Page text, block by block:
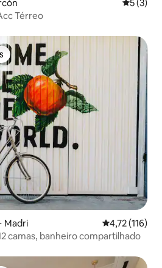
5 de
5 (3)
Térreo
Madri 4,72 de uma
4,72 (116)
camas, banheiro compartilhado